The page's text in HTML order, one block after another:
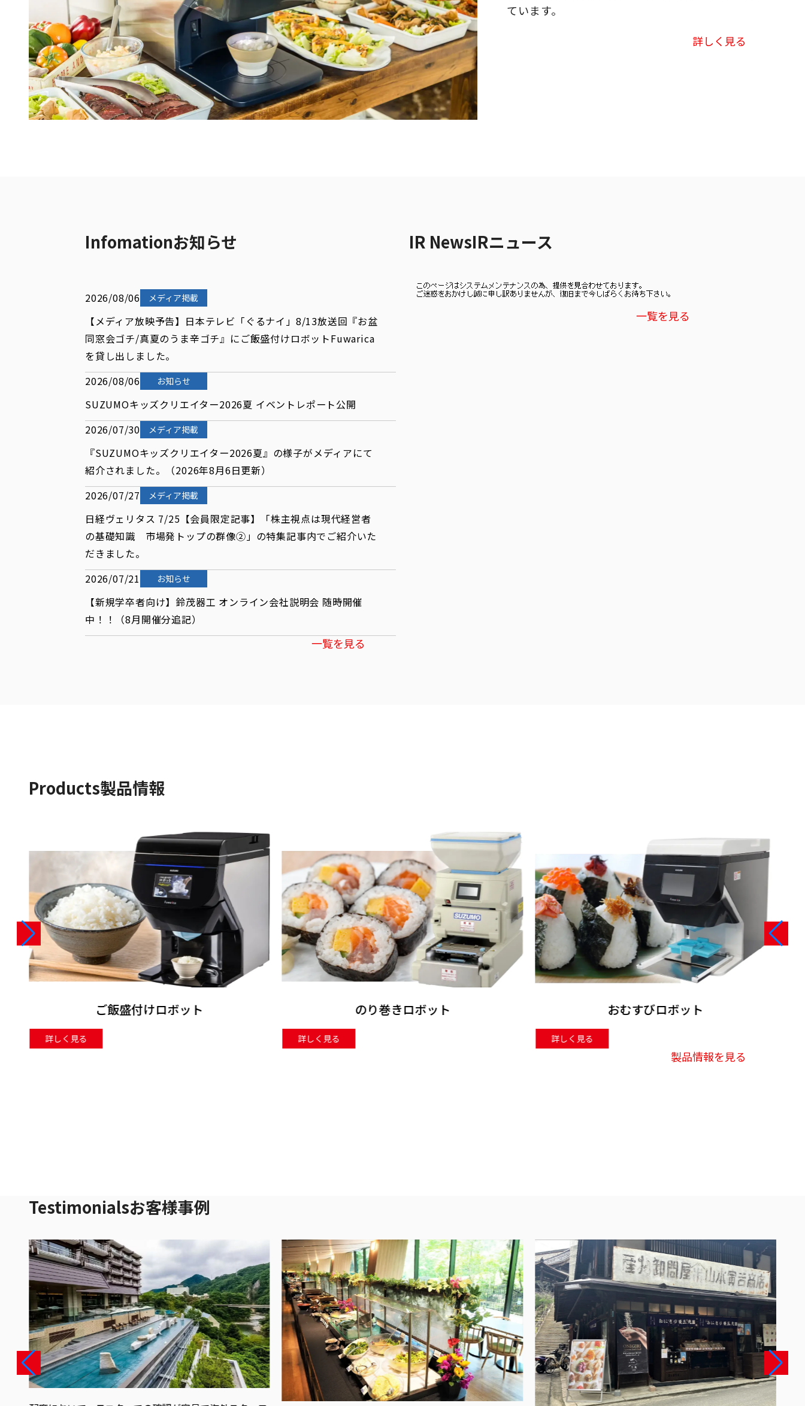
ています。​
詳しく見る
Infomationお知らせ
2026/08/06 メディア掲載
【メディア放映予告】日本テレビ「ぐるナイ」8/13放送回『お盆
同窓会ゴチ/真夏のうま辛ゴチ』にご飯盛付けロボットFuwarica
を貸し出しました。
2026/08/06
お知らせ
SUZUMOキッズクリエイター2026夏 イベントレポート公開
2026/07/30
メディア掲載
『SUZUMOキッズクリエイター2026夏』の様子がメディアにて
紹介されました。（2026年8月6日更新）
2026/07/27
メディア掲載
日経ヴェリタス 7/25【会員限定記事】「株主視点は現代経営者
の基礎知識 市場発トップの群像②」の特集記事内でご紹介いた
だきました。
2026/07/21
お知らせ
【新規学卒者向け】鈴茂器工 オンライン会社説明会 随時開催
中！！（8月開催分追記）
一覧を見る
IR NewsIRニュース
一覧を見る
Products製品情報
のり巻きロボット
詳しく見る
おむすびロボット
詳しく見る
セルフオーダーシステム
詳しく見る
製品情報を見る
Testimonialsお客様事例